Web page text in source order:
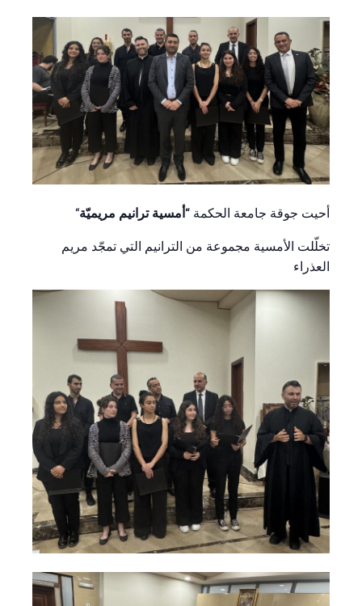
“أحيت جوقة جامعة الحكمة “أمسية ترانيم مريميّة
تخلّلت الأمسية مجموعة من الترانيم التي تمجّد مريم
العذراء